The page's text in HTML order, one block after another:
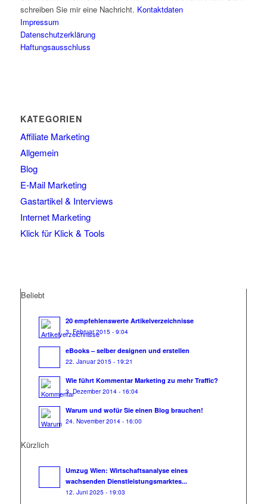
schreiben Sie mir eine Nachricht. Kontaktdaten
Impressum
Datenschutzerklärung
Haftungsausschluss
KATEGORIEN
Affiliate Marketing
Allgemein
Blog
E-Mail Marketing
Gastartikel & Interviews
Internet Marketing
Klick für Klick & Tools
Beliebt
20 empfehlenswerte Artikelverzeichnisse
3. Februar 2015 - 9:04
eBooks – selber designen und erstellen
22. Januar 2015 - 19:21
Wie führt Kommentar Marketing zu mehr Traffic?
3. Dezember 2014 - 16:04
Warum und wofür Sie einen Blog brauchen!
24. November 2014 - 16:00
Kürzlich
Umzug Wien: Wirtschaftsanalyse eines
wachsenden Dienstleistungsmarktes...
12. Juni 2025 - 19:03